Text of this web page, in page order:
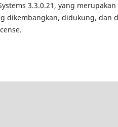
3.3.0.21, yang
dikembangkan, didukung, dan